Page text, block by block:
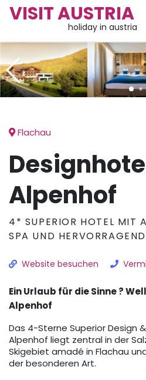
VISIT AUSTRIA
holiday in austria
Flachau
Alpenhof
4* SUPERIOR HOTEL MIT
SPA UND
Website besuchen
Ein Urlaub für die Sinne ?
Alpenhof
Das 4-Sterne Superior Design
Alpenhof liegt zentral in der
Skigebiet amadé in Flachau
der besonderen Art.